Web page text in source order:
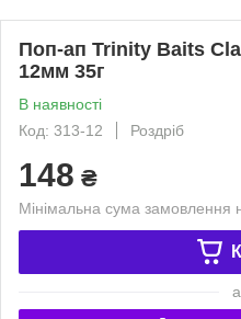
Поп-ап Trinity Baits
12мм 35г
В наявності
Код: 313-12
Роздріб
148 ₴
Мінімальна сума замовлення